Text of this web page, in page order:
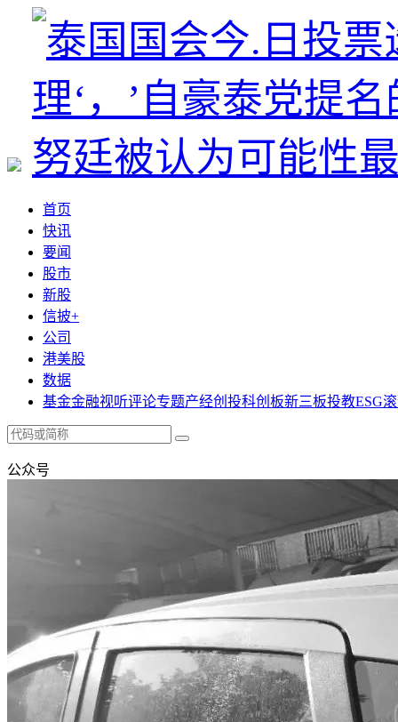
首页
快讯
要闻
股市
新股
信披+
公司
港美股
数据
基金金融视听评论专题产经创投科创板新三板投教ESG
公众号